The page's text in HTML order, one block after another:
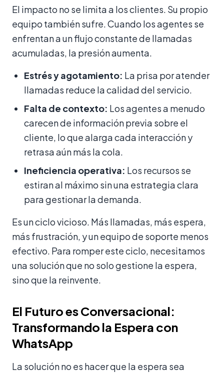
El impacto no se limita a los clientes. Su propio
equipo también sufre. Cuando los agentes se
enfrentan a un flujo constante de llamadas
acumuladas, la presión aumenta.
Estrés y agotamiento: La prisa por atender
llamadas reduce la calidad del servicio.
Falta de contexto: Los agentes a menudo
carecen de información previa sobre el
cliente, lo que alarga cada interacción y
retrasa aún más la cola.
Ineficiencia operativa: Los recursos se
estiran al máximo sin una estrategia clara
para gestionar la demanda.
Es un ciclo vicioso. Más llamadas, más espera,
más frustración, y un equipo de soporte menos
efectivo. Para romper este ciclo, necesitamos
una solución que no solo gestione la espera,
sino que la reinvente.
El Futuro es Conversacional:
Transformando la Espera con
WhatsApp
La solución no es hacer que la espera sea